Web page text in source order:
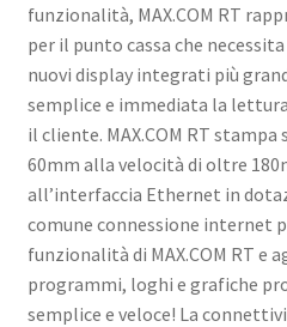
funzionalità, MAX.COM RT
per il punto cassa che
nuovi display integrati più
semplice e immediata la
il cliente. MAX.COM RT
60mm alla velocità di oltre
all’interfaccia Ethernet in
comune connessione internet
funzionalità di MAX.COM RT e
programmi, loghi e grafiche
semplice e veloce! La